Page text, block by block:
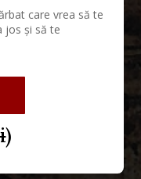
care vrea să te
jos și să te
)